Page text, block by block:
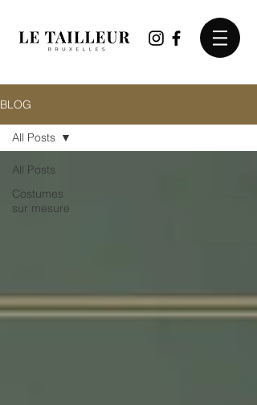
BLOG
All Posts
Costumes
sur mesure
All Posts